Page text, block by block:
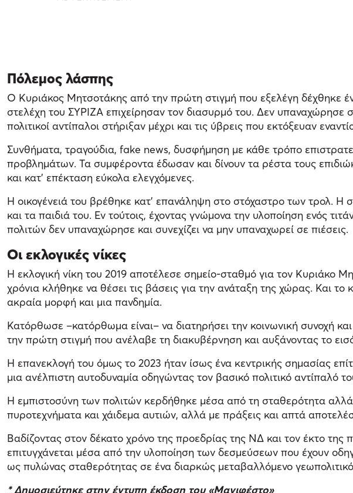
Πόλεμος λάσπης
Ο Κυριάκος Μητσοτάκης από την πρώτη στιγμή που εξελέγη δέχθηκε
στελέχη του ΣΥΡΙΖΑ επιχείρησαν τον διασυρμό του. Δεν υπαναχώρησε
πολιτικοί αντίπαλοι στήριξαν μέχρι και τις ύβρεις που εκτόξευαν
Συνθήματα, τραγούδια, fake news, δυσφήμηση με κάθε τρόπο
προβλημάτων. Τα συμφέροντα έδωσαν και δίνουν τα ρέστα τους
και κατ’ επέκταση εύκολα ελεγχόμενες.
Η οικογένειά του βρέθηκε κατ’ επανάληψη στο στόχαστρο των τρολ. Η
και τα παιδιά του. Εν τούτοις, έχοντας γνώμονα την υλοποίηση ενός
πολιτών δεν υπαναχώρησε και συνεχίζει να μην υπαναχωρεί σε πιέσεις.
Οι εκλογικές νίκες
Η εκλογική νίκη του 2019 αποτέλεσε σημείο-σταθμό για τον
χρόνια κλήθηκε να θέσει τις βάσεις για την ανάταξη της χώρας. Και
ακραία μορφή και μια πανδημία.
Κατόρθωσε –κατόρθωμα είναι– να διατηρήσει την κοινωνική συνοχή
την πρώτη στιγμή που ανέλαβε τη διακυβέρνηση και αυξάνοντας το
Η επανεκλογή του όμως το 2023 ήταν ίσως ένα κεντρικής σημασίας
μια ανέλπιστη αυτοδυναμία οδηγώντας τον βασικό πολιτικό
Η εμπιστοσύνη των πολιτών κερδήθηκε μέσα από τη σταθερότητα
πυροτεχνήματα και χάιδεμα αυτιών, αλλά με πράξεις και απτά
Βαδίζοντας στον δέκατο χρόνο της προεδρίας της ΝΔ και τον έκτο
επιτυγχάνεται μέσα από την υλοποίηση των δεσμεύσεων που έχουν
ως πυλώνας σταθερότητας σε ένα διαρκώς μεταβαλλόμενο
* Δημοσιεύτηκε στην έντυπη έκδοση του «Μανιφέστο»